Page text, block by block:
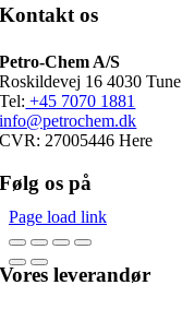
Kontakt os
Petro-Chem A/S
Roskildevej 16 4030 Tune
Tel: +45 7070 1881
info@petrochem.dk
CVR: 27005446 Here
Følg os på
Vores leverandør
Page load link
Go